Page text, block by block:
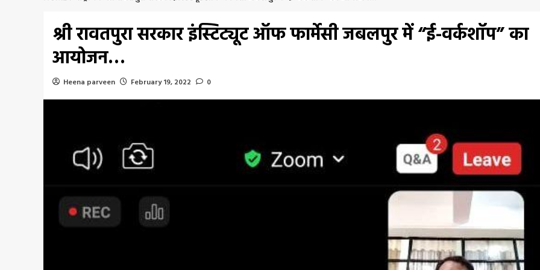
श्री रावतपुरा सरकार इंस्टिट्यूट ऑफ फार्मेसी जबलपुर में “ई-वर्कशॉप” का
आयोजन…
Heena parveen February 19, 2022 0